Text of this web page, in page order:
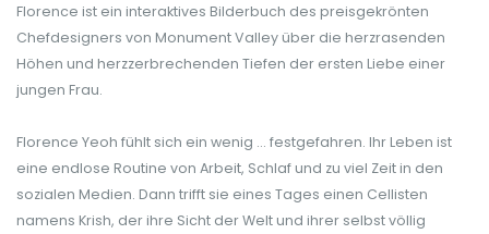
Florence ist ein interaktives Bilderbuch des preisgekrönten
Chefdesigners von Monument Valley über die herzrasenden
Höhen und herzzerbrechenden Tiefen der ersten Liebe einer
jungen Frau.
Florence Yeoh fühlt sich ein wenig ... festgefahren. Ihr Leben ist
eine endlose Routine von Arbeit, Schlaf und zu viel Zeit in den
sozialen Medien. Dann trifft sie eines Tages einen Cellisten
namens Krish, der ihre Sicht der Welt und ihrer selbst völlig